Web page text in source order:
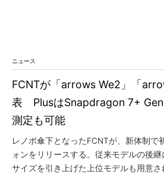
ニュース
FCNTが「arrows We2」「
表 PlusはSnapdragon 7+ Gen
測定も可能
レノボ傘下となったFCNTが、新体制で
ォンをリリースする。従来モデルの後
サイズを引き上げた上位モデルも用意さ